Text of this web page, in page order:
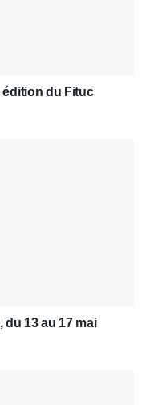
édition du Fituc
13 au 17 mai